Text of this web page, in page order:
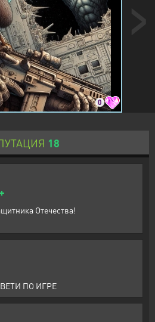
0
18
+
Отечества!
ПО ИГРЕ